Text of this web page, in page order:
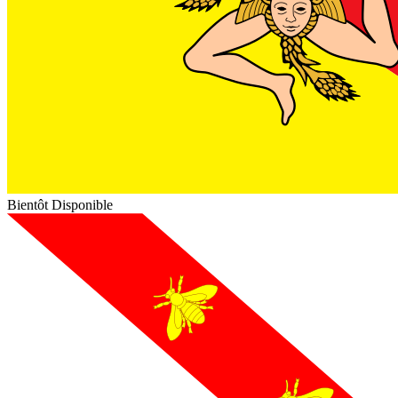
Bientôt Disponible